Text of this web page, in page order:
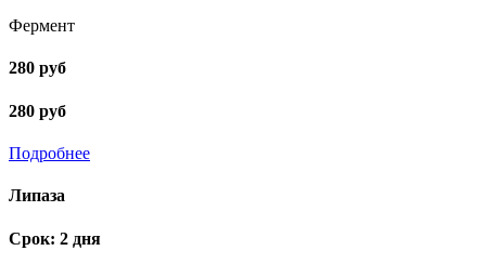
Фермент
280 руб
280 руб
Подробнее
Липаза
Срок: 2 дня